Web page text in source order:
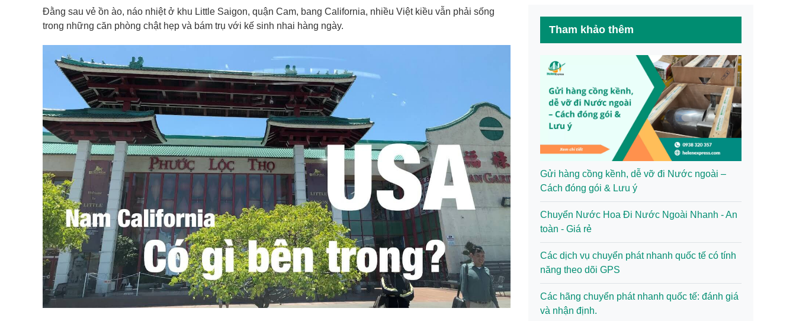
Đằng sau vẻ ồn ào, náo nhiệt ở khu Little Saigon, quận Cam, bang California, nhiều Việt kiều vẫn phải sống
trong những căn phòng chật hẹp và bám trụ với kế sinh nhai hàng ngày.
Tham khảo thêm
Gửi hàng cồng kềnh, dễ vỡ đi Nước ngoài –
Cách đóng gói & Lưu ý
Chuyển Nước Hoa Đi Nước Ngoài Nhanh - An
toàn - Giá rẻ
Các dịch vụ chuyển phát nhanh quốc tế có tính
năng theo dõi GPS
Các hãng chuyển phát nhanh quốc tế: đánh giá
và nhận định.